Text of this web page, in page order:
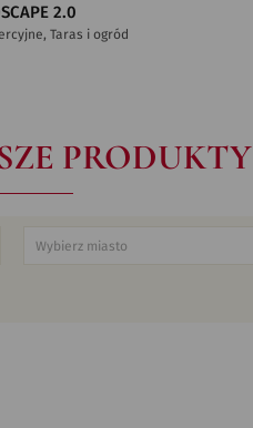
2.0
Taras i ogród
PRODUKTY